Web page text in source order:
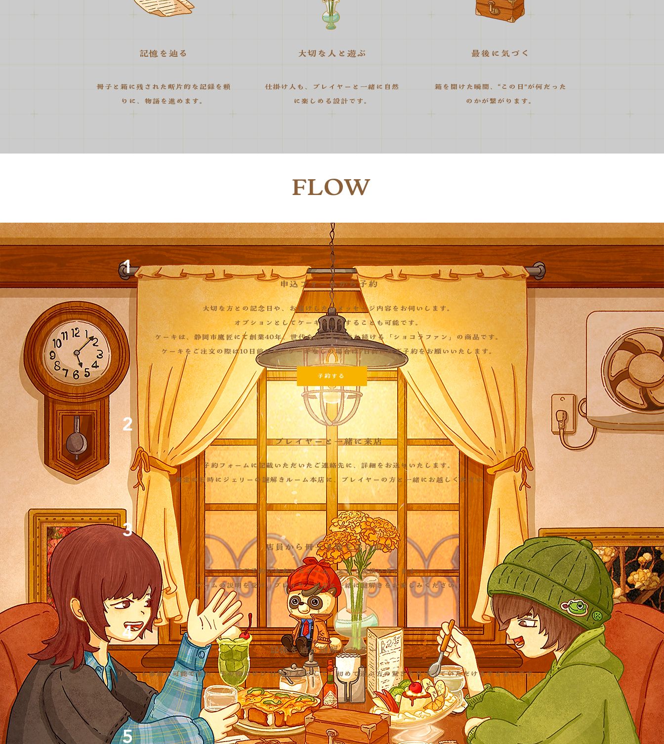
記憶を辿る
冊子と箱に残された断片的な記録を頼
りに、物語を進めます。
大切な人と遊ぶ
仕掛け人も、プレイヤーと一緒に自然
に楽しめる設計です。
最後に気づく
箱を開けた瞬間、“この日”が何だった
のかが繋がります。
FLOW
1
申込フォームから予約
大切な方との記念日や、お届けしたいメッセージ内容をお伺いします。
オプションとしてケーキを注文することも可能です。
ケーキは、静岡市鷹匠にて創業40年、世代を超えて愛され続ける「ショコラファン」の商品です。
​ケーキをご注文の際は10日前には、ケーキなしの場合は7日前にはご予約をお願いいたします。
予約する
2
プレイヤーと一緒に来店
予約フォームに記載いただいたご連絡先に、詳細をお送りいたします。
​ご指定の日時にジェリーの謎解きルーム本店に、プレイヤーの方と一緒にお越しください。
3
店員から冊子と箱を受け取る
「ご予約いただいたゲーム」として提供いたします。
ゲームの説明を受け、プレイヤーの方と一緒に謎解きをお楽しみください。
4
記憶を辿る謎解きスタート
リピート参加も可能ですが、その際はぜひ"仕掛け人"として、初めて遊ぶ方の驚きを見守っていただけますと幸いです。
5